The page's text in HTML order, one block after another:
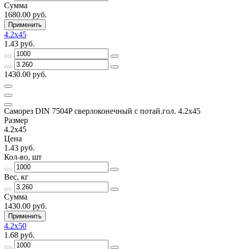
Сумма
1680.00 руб.
Применить
4.2x45
1.43 руб.
1430.00 руб.
Саморез DIN 7504P сверлоконечный с потай.гол. 4.2x45
Размер
4.2x45
Цена
1.43 руб.
Кол-во, шт
Вес, кг
Сумма
1430.00 руб.
Применить
4.2x50
1.68 руб.